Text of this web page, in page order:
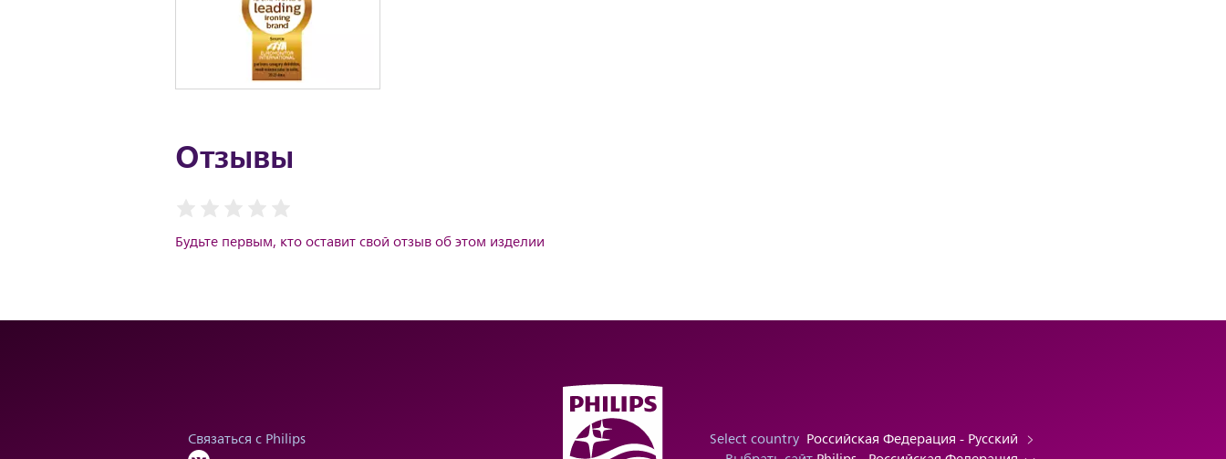
Отзывы
Будьте первым, кто оставит свой отзыв об этом изделии
Связаться с Philips Select country Российская Федерация - Русский